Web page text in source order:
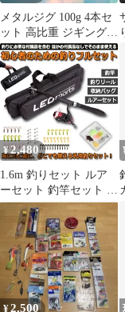
メタルジグ 100g 4本セ
ット 高比重 ジギング
釣り具 青物 ブリ ヒラ
マサ
¥2,480
1.6m 釣りセット ルア
ーセット 釣竿セット 初
心者 子供 スピニングリ
ール 海釣り 投げ釣り
釣り具 釣り竿セット 釣
具セット コンパクト リ
ール付きロッド ルアー
ライン付 釣りバッグ付
き
¥2,500